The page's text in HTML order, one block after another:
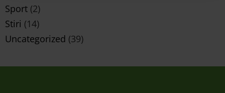
Sport (2)
Stiri (14)
Uncategorized (39)